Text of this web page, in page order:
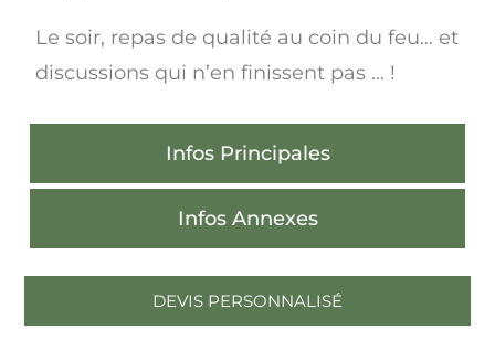
Le soir, repas de qualité au coin du feu… et
discussions qui n’en finissent pas … !
Infos Principales
Infos Annexes
DEVIS PERSONNALISÉ